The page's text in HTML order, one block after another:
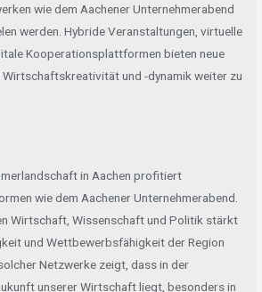
wie demAachener Unternehmerabend
werden. Hybride Veranstaltungen, virtuelle
Kooperationsplattformen bieten neue
Wirtschaftskreativität und -dynamik weiter zu
in Aachen profitiert
wie dem Aachener Unternehmerabend
Wirtschaft, Wissenschaft und Politik stärkt
und Wettbewerbsfähigkeit der Region
Netzwerke zeigt, dass in der
unserer Wirtschaft liegt, besonders in